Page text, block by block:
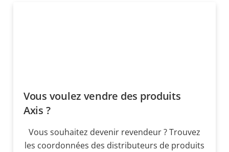
Vous voulez vendre des produits
Axis ?
Vous souhaitez devenir revendeur ? Trouvez
les coordonnées des distributeurs de produits